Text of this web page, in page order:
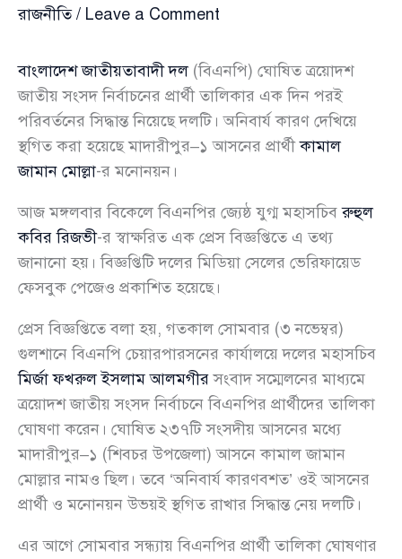
রাজনীতি/ Leave a Comment
বাংলাদেশ জাতীয়তাবাদী দল(বিএনপি) ঘোষিত ত্রয়োদশ
জাতীয় সংসদ নির্বাচনের প্রার্থী তালিকার এক দিন পরই
পরিবর্তনের সিদ্ধান্ত নিয়েছে দলটি। অনিবার্য কারণ দেখিয়ে
স্থগিত করা হয়েছে মাদারীপুর–১ আসনের প্রার্থীকামাল
জামান মোল্লা-র মনোনয়ন।
আজ মঙ্গলবার বিকেলে বিএনপির জ্যেষ্ঠ যুগ্ম মহাসচিবরুহুল
কবির রিজভী-র স্বাক্ষরিত এক প্রেস বিজ্ঞপ্তিতে এ তথ্য
জানানো হয়। বিজ্ঞপ্তিটি দলের মিডিয়া সেলের ভেরিফায়েড
ফেসবুক পেজেও প্রকাশিত হয়েছে।
প্রেস বিজ্ঞপ্তিতে বলা হয়, গতকাল সোমবার (৩ নভেম্বর)
গুলশানে বিএনপি চেয়ারপারসনের কার্যালয়ে দলের মহাসচিব
মির্জা ফখরুল ইসলাম আলমগীরসংবাদ সম্মেলনের মাধ্যমে
ত্রয়োদশ জাতীয় সংসদ নির্বাচনে বিএনপির প্রার্থীদের তালিকা
ঘোষণা করেন। ঘোষিত ২৩৭টি সংসদীয় আসনের মধ্যে
মাদারীপুর–১ (শিবচর উপজেলা) আসনে কামাল জামান
মোল্লার নামও ছিল। তবে ‘অনিবার্য কারণবশত’ ওই আসনের
প্রার্থী ও মনোনয়ন উভয়ই স্থগিত রাখার সিদ্ধান্ত নেয় দলটি।
এর আগে সোমবার সন্ধ্যায় বিএনপির প্রার্থী তালিকা ঘোষণার